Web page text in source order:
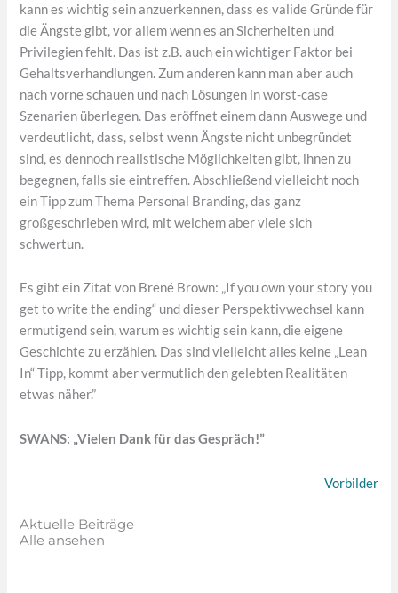
kann es wichtig sein anzuerkennen, dass es valide Gründe für
die Ängste gibt, vor allem wenn es an Sicherheiten und
Privilegien fehlt. Das ist z.B. auch ein wichtiger Faktor bei
Gehaltsverhandlungen. Zum anderen kann man aber auch
nach vorne schauen und nach Lösungen in worst-case
Szenarien überlegen. Das eröffnet einem dann Auswege und
verdeutlicht, dass, selbst wenn Ängste nicht unbegründet
sind, es dennoch realistische Möglichkeiten gibt, ihnen zu
begegnen, falls sie eintreffen. Abschließend vielleicht noch
ein Tipp zum Thema Personal Branding, das ganz
großgeschrieben wird, mit welchem aber viele sich
schwertun.
Es gibt ein Zitat von Brené Brown: „If you own your story you
get to write the ending“ und dieser Perspektivwechsel kann
ermutigend sein, warum es wichtig sein kann, die eigene
Geschichte zu erzählen. Das sind vielleicht alles keine „Lean
In“ Tipp, kommt aber vermutlich den gelebten Realitäten
etwas näher.”
SWANS: „Vielen Dank für das Gespräch!”
Vorbilder
Aktuelle Beiträge
Alle ansehen